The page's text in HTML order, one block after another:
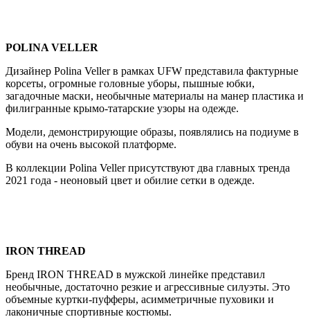
POLINA VELLER
Дизайнер Polina Veller в рамках UFW представила фактурные
корсеты, огромные головные уборы, пышные юбки,
загадочные маски, необычные материалы на манер пластика и
филигранные крымо-татарские узоры на одежде.
Модели, демонстрирующие образы, появлялись на подиуме в
обуви на очень высокой платформе.
В коллекции Polina Veller присутствуют два главных тренда
2021 года - неоновый цвет и обилие сетки в одежде.
IRON THREAD
Бренд IRON THREAD в мужской линейке представил
необычные, достаточно резкие и агрессивные силуэты. Это
объемные куртки-пуфферы, асимметричные пуховики и
лаконичные спортивные костюмы.